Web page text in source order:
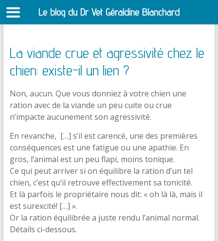
La viande crue et agressivité chez le
chien: existe-il un lien ?
Non, aucun. Que vous donniez à votre chien une
ration avec de la viande un peu cuite ou crue
n’impacte aucunement son agressivité.
En revanche, […] s’il est carencé, une des premières
conséquences est une fatigue ou une apathie. En
gros, l’animal est un peu flapi, moins tonique.
Ce qui peut arriver si on équilibre la ration d’un tel
chien, c’est qu’il retrouve effectivement sa tonicité.
Et là parfois le propriétaire nous dit: « oh là là, mais il
est surexcité! […] ».
Or la ration équilibrée a juste rendu l’animal normal.
Détails ci-dessous.
Le blog du Dr Vet Géraldine Blanchard